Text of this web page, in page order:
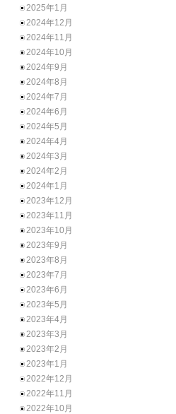
2025年1月
2024年12月
2024年11月
2024年10月
2024年9月
2024年8月
2024年7月
2024年6月
2024年5月
2024年4月
2024年3月
2024年2月
2024年1月
2023年12月
2023年11月
2023年10月
2023年9月
2023年8月
2023年7月
2023年6月
2023年5月
2023年4月
2023年3月
2023年2月
2023年1月
2022年12月
2022年11月
2022年10月